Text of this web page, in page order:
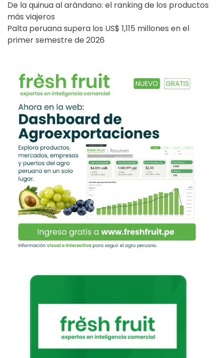
De la quinua al arándano: el ranking de los productos
más viajeros
Palta peruana supera los US$ 1,115 millones en el
primer semestre de 2026